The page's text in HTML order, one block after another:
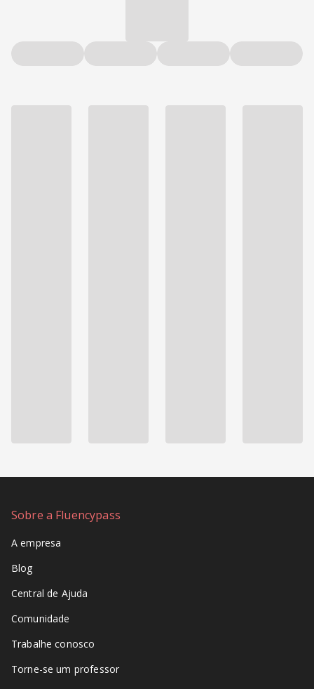
Sobre a Fluencypass
A empresa
Blog
Central de Ajuda
Comunidade
Trabalhe conosco
Torne-se um professor